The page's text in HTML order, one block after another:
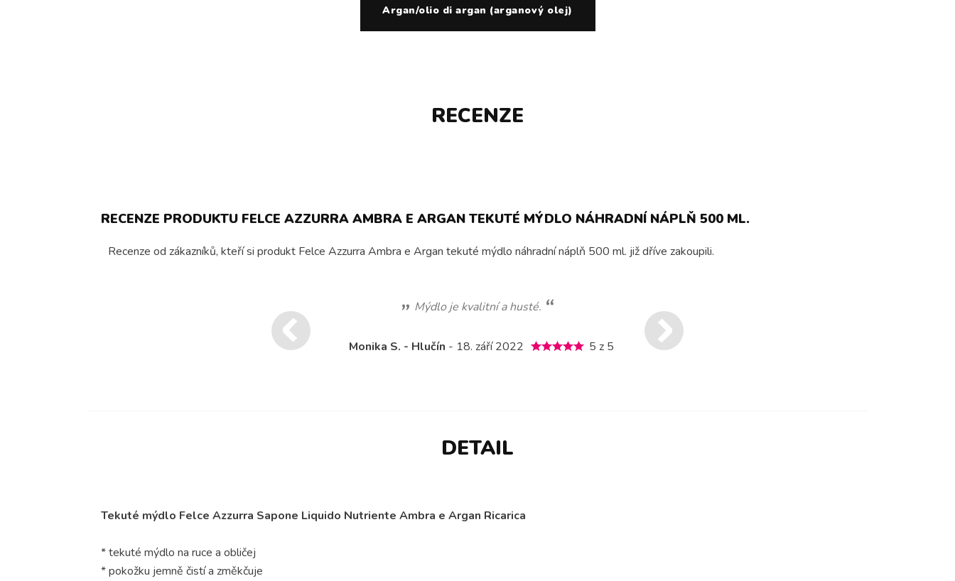
Argan/olio di argan (arganový olej)
RECENZE
RECENZE PRODUKTU FELCE AZZURRA AMBRA E ARGAN TEKUTÉ MÝDLO NÁHRADNÍ NÁPLŇ 500 ML.
Recenze od zákazníků, kteří si produkt Felce Azzurra Ambra e Argan tekuté mýdlo náhradní náplň 500 ml. již dříve zakoupili.
Mýdlo je kvalitní a husté.
5 z 5
Monika S. - Hlučín - 18. září 2022
DETAIL
Tekuté mýdlo Felce Azzurra Sapone Liquido Nutriente Ambra e Argan Ricarica
* tekuté mýdlo na ruce a obličej
* pokožku jemně čistí a změkčuje